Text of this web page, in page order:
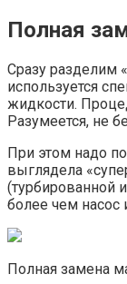
Полная
Сразу разделим
используется
жидкости.
Разумеется, не
При этом надо
выглядела
(турбированной
более чем насос
Полная замена